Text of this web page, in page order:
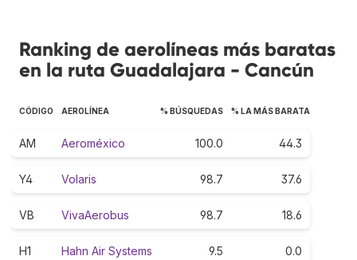
Ranking de aerolíneas más baratas
en la ruta Guadalajara - Cancún
CÓDIGO AEROLÍNEA % BÚSQUEDAS % LA MÁS BARATA
AM Aeroméxico 100.0 44.3
Y4 Volaris 98.7 37.6
VB VivaAerobus 98.7 18.6
H1 Hahn Air Systems 9.5 0.0